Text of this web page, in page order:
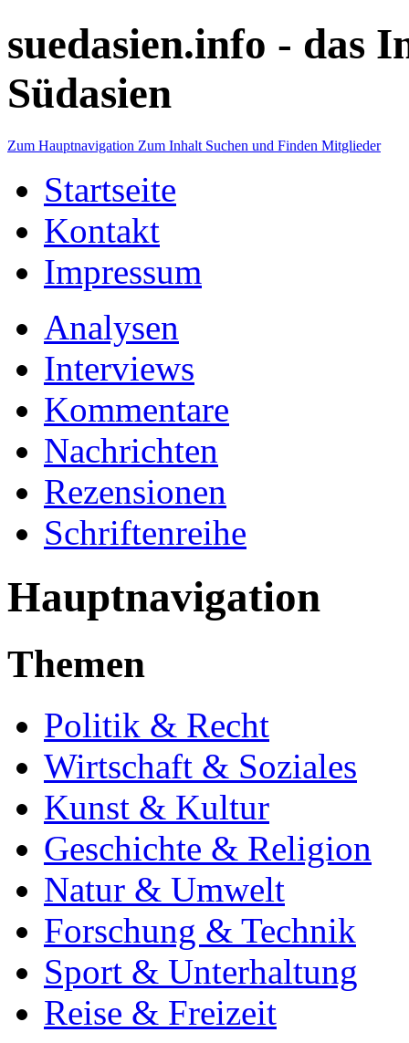
suedasien.info - das
Südasien
Zum Hauptnavigation Zum Inhalt Suchen und Finden Mitglieder
Startseite
Kontakt
Impressum
Analysen
Interviews
Kommentare
Nachrichten
Rezensionen
Schriftenreihe
Hauptnavigation
Themen
Politik & Recht
Wirtschaft & Soziales
Kunst & Kultur
Geschichte & Religion
Natur & Umwelt
Forschung & Technik
Sport & Unterhaltung
Reise & Freizeit